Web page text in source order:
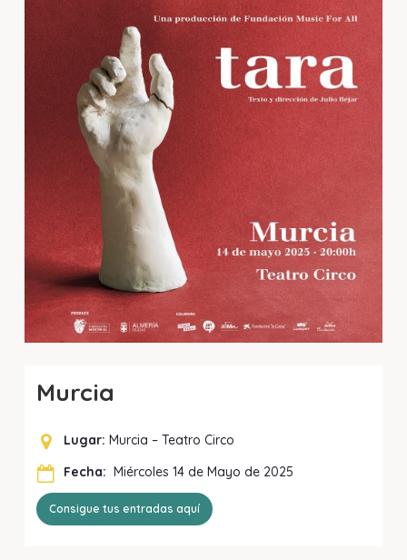
Murcia
Lugar:Murcia – Teatro Circo
Fecha: Miércoles 14 de Mayo de 2025
Consigue tus entradas aquí